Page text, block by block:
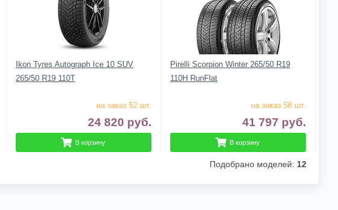
Ikon Tyres Autograph Ice 10 SUV
265/50 R19 110T
на заказ 52 шт.
24 820 руб.
В корзину
Pirelli Scorpion Winter 265/50 R19
110H RunFlat
на заказ 58 шт.
41 797 руб.
В корзину
Подобрано моделей: 12